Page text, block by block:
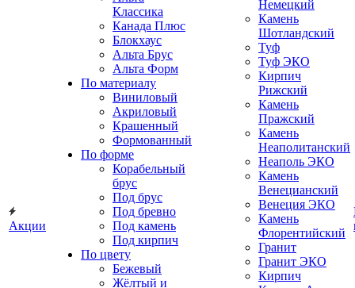
Акции
Классика
Канада Плюс
Блокхаус
Альта Брус
Альта Форм
По материалу
Виниловый
Акриловый
Крашенный
Формованный
По форме
Корабельный
брус
Под брус
Под бревно
Под камень
Под кирпич
По цвету
Бежевый
Жёлтый и
Немецкий
Камень
Шотландский
Туф
Туф ЭКО
Кирпич
Рижский
Камень
Пражский
Камень
Неаполитанский
Неаполь ЭКО
Камень
Венецианский
Венеция ЭКО
Камень
Флорентийский
Гранит
Гранит ЭКО
Кирпич